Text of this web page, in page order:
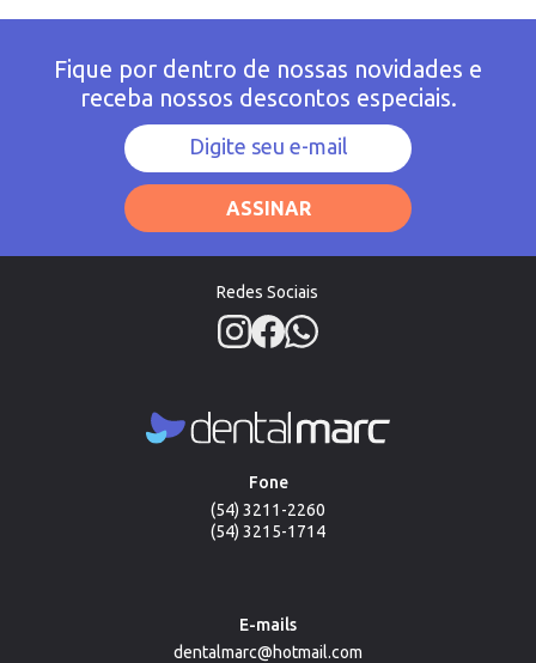
Fique por dentro de nossas novidades e
receba nossos descontos especiais.
ASSINAR
Redes Sociais
Fone
(54) 3211-2260
(54) 3215-1714
E-mails
dentalmarc@hotmail.com